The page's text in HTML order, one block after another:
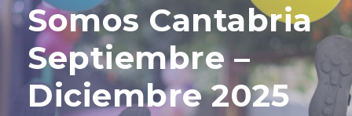
Somos Cantabria
Septiembre –
Diciembre 2025